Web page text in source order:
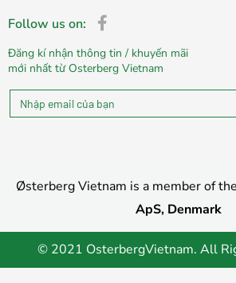
Follow us on:
Đăng kí nhận thông tin / khuyến mãi
mới nhất từ Osterberg Vietnam
Østerberg Vietnam is a member of the
ApS, Denmark
© 2021 OsterbergVietnam. All